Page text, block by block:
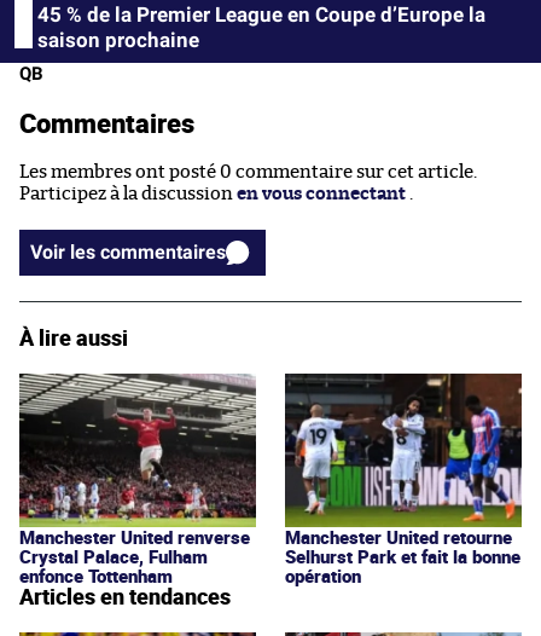
45 % de la Premier League en Coupe d’Europe la
saison prochaine
QB
Commentaires
Les membres ont posté 0 commentaire sur cet article.
Participez à la discussion en vous connectant
Voir les commentaires
À lire aussi
Manchester United renverse
Crystal Palace, Fulham
enfonce Tottenham
Manchester United retourne
Selhurst Park et fait la bonne
opération
Articles en tendances